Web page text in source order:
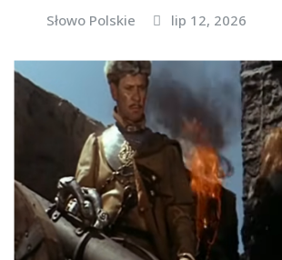
Słowo Polskie lip 12, 2026